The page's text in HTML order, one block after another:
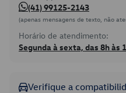
(41) 99125-2143
(apenas mensagens de texto, não
Horário de atendimento:
Segunda à sexta, das 8h às
Verifique a